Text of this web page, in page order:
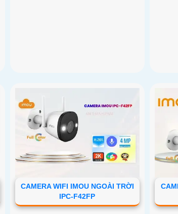
CAMERA WIFI IMOU NGOÀI TRỜI
IPC-F42FP